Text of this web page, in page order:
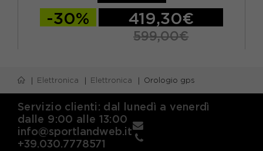
-30% 419,30€
599,00€
Elettronica Elettronica Orologio gps
Servizio clienti: dal lunedì a venerdì
dalle 9:00 alle 13:00
info@sportlandweb.it
+39.030.7778571